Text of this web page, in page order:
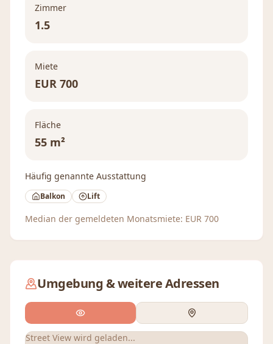
Zimmer
1.5
Miete
EUR 700
Fläche
55 m²
Häufig genannte Ausstattung
Balkon Lift
Median der gemeldeten Monatsmiete: EUR 700
Umgebung & weitere Adressen
Street View wird geladen...